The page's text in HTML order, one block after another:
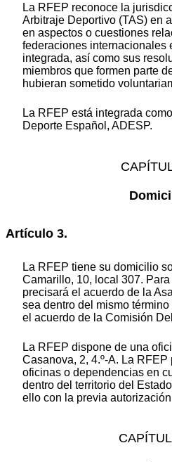
La RFEP reconoce la
Arbitraje Deportivo (TAS) en
en aspectos o cuestiones
federaciones internacionales
integrada, así como sus
miembros que formen parte
hubieran sometido
La RFEP está integrada
Deporte Español, ADESP.
Artículo 3.
La RFEP tiene su domicilio
Camarillo, 10, local 307.
precisará el acuerdo de la
sea dentro del mismo
el acuerdo de la Comisión
La RFEP dispone de una
Casanova, 2, 4.º-A. La
oficinas o dependencias en
dentro del territorio del
ello con la previa